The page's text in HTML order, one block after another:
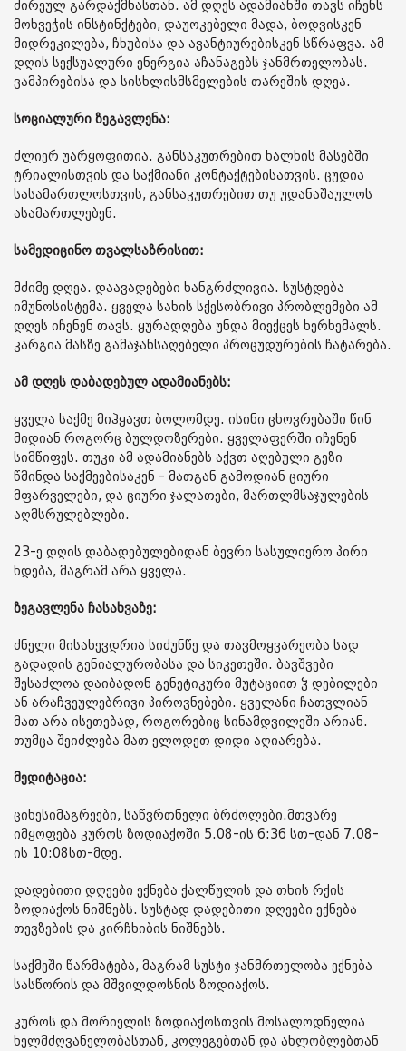
ძირეულ გარდაქმნასთან. ამ დღეს ადამიანში თავს იჩენს
მოხვეჭის ინსტინქტები, დაუოკებელი მადა, ბოდვისკენ
მიდრეკილება, ჩხუბისა და ავანტიურებისკენ სწრაფვა. ამ
დღის სექსუალური ენერგია აჩანაგებს ჯანმრთელობას.
ვამპირებისა და სისხლისმსმელების თარეშის დღეა.
სოციალური ზეგავლენა:
ძლიერ უარყოფითია. განსაკუთრებით ხალხის მასებში
ტრიალისთვის და საქმიანი კონტაქტებისათვის. ცუდია
სასამართლოსთვის, განსაკუთრებით თუ უდანაშაულოს
ასამართლებენ.
სამედიცინო თვალსაზრისით:
მძიმე დღეა. დაავადებები ხანგრძლივია. სუსტდება
იმუნოსისტემა. ყველა სახის სქესობრივი პრობლემები ამ
დღეს იჩენენ თავს. ყურადღება უნდა მიექცეს ხერხემალს.
კარგია მასზე გამაჯანსაღებელი პროცუდურების ჩატარება.
ამ დღეს დაბადებულ ადამიანებს:
ყველა საქმე მიჰყავთ ბოლომდე. ისინი ცხოვრებაში წინ
მიდიან როგორც ბულდოზერები. ყველაფერში იჩენენ
სიმწიფეს. თუკი ამ ადამიანებს აქვთ აღებული გეზი
წმინდა საქმეებისაკენ - მათგან გამოდიან ციური
მფარველები, და ციური ჯალათები, მართლმსაჯულების
აღმსრულებლები.
23-ე დღის დაბადებულებიდან ბევრი სასულიერო პირი
ხდება, მაგრამ არა ყველა.
ზეგავლენა ჩასახვაზე:
ძნელი მისახევდრია სიძუნწე და თავმოყვარეობა სად
გადადის გენიალურობასა და სიკეთეში. ბავშვები
შესაძლოა დაიბადონ გენეტიკური მუტაციით ჴ დებილები
ან არაჩვეულებრივი პიროვნებები. ყველანი ჩათვლიან
მათ არა ისეთებად, როგორებიც სინამდვილეში არიან.
თუმცა შეიძლება მათ ელოდეთ დიდი აღიარება.
მედიტაცია:
ციხესიმაგრეები, საწვრთნელი ბრძოლები.მთვარე
იმყოფება კუროს ზოდიაქოში 5.08-ის 6:36 სთ-დან 7.08-
ის 10:08სთ-მდე.
დადებითი დღეები ექნება ქალწულის და თხის რქის
ზოდიაქოს ნიშნებს. სუსტად დადებითი დღეები ექნება
თევზების და კირჩხიბის ნიშნებს.
საქმეში წარმატება, მაგრამ სუსტი ჯანმრთელობა ექნება
სასწორის და მშვილდოსნის ზოდიაქოს.
კუროს და მორიელის ზოდიაქოსთვის მოსალოდნელია
ხელმძღვანელობასთან, კოლეგებთან და ახლობლებთან